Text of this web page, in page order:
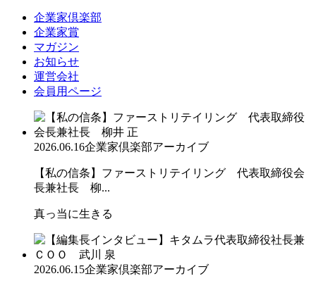
企業家倶楽部
企業家賞
マガジン
お知らせ
運営会社
会員用ページ
2026.06.16企業家倶楽部アーカイブ
【私の信条】ファーストリテイリング 代表取締役会
長兼社長 柳...
真っ当に生きる
2026.06.15企業家倶楽部アーカイブ